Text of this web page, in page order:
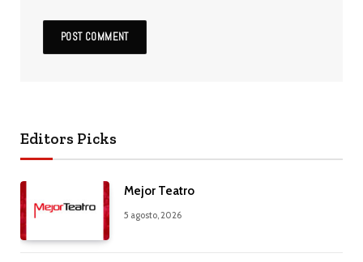
Editors Picks
Mejor Teatro
5 agosto, 2026